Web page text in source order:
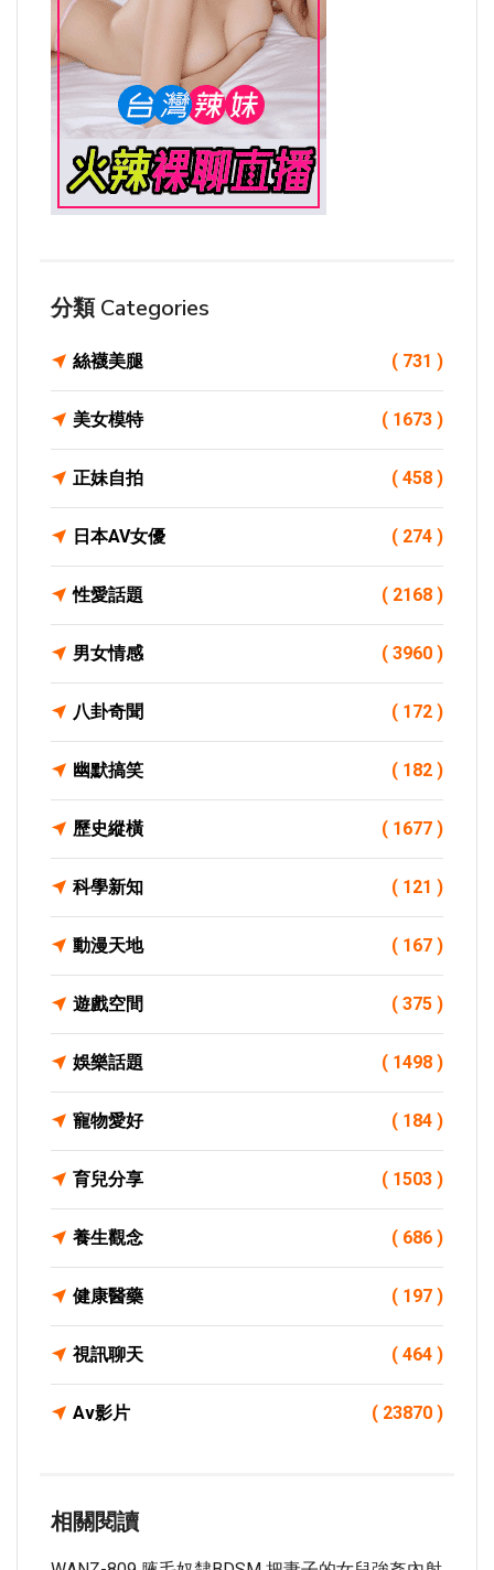
分類 Categories
絲襪美腿 ( 731 )
美女模特 ( 1673 )
正妹自拍 ( 458 )
日本AV女優 ( 274 )
性愛話題 ( 2168 )
男女情感 ( 3960 )
八卦奇聞 ( 172 )
幽默搞笑 ( 182 )
歷史縱橫 ( 1677 )
科學新知 ( 121 )
動漫天地 ( 167 )
遊戲空間 ( 375 )
娛樂話題 ( 1498 )
寵物愛好 ( 184 )
育兒分享 ( 1503 )
養生觀念 ( 686 )
健康醫藥 ( 197 )
視訊聊天 ( 464 )
Av影片 ( 23870 )
相關閱讀